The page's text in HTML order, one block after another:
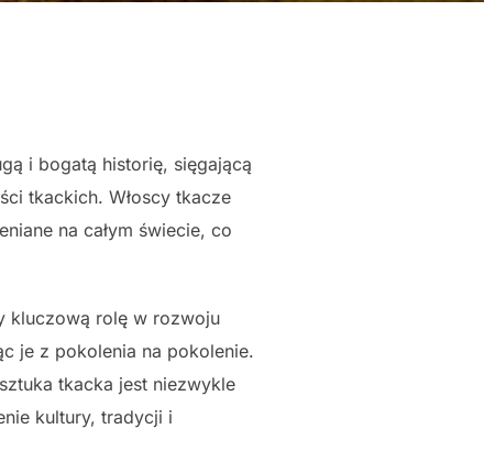
i bogatą historię, sięgającą
tkackich. Włoscy tkacze
na całym świecie, co
kluczową rolę w rozwoju
je z pokolenia na pokolenie.
tkacka jest niezwykle
kultury, tradycji i